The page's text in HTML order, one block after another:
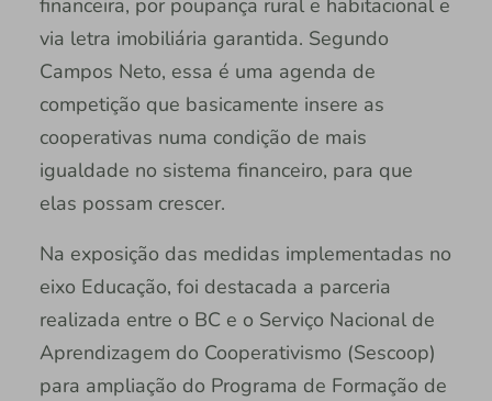
financeira, por poupança rural e habitacional e
via letra imobiliária garantida. Segundo
Campos Neto, essa é uma agenda de
competição que basicamente insere as
cooperativas numa condição de mais
igualdade no sistema financeiro, para que
elas possam crescer.
Na exposição das medidas implementadas no
eixo Educação, foi destacada a parceria
realizada entre o BC e o Serviço Nacional de
Aprendizagem do Cooperativismo (Sescoop)
para ampliação do Programa de Formação de